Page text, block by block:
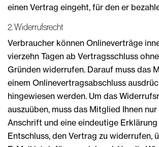
einen Vertrag eingeht, für den er
2. Widerrufsrecht
Verbraucher können Onlineverträge
vierzehn Tagen ab Vertragsschluss
Gründen widerrufen. Darauf muss das
einem Onlinevertragsabschluss
hingewiesen werden. Um das
auszuüben, muss das Mitglied Ihnen
Anschrift und eine eindeutige
Entschluss, den Vertrag zu widerrufen,